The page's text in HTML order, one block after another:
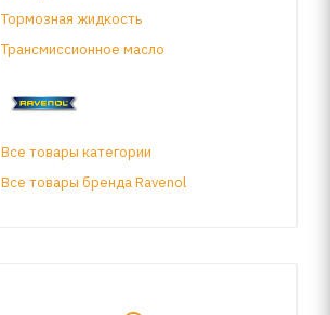
Тормозная жидкость
Трансмиссионное масло
Все товары категории
Все товары бренда Ravenol